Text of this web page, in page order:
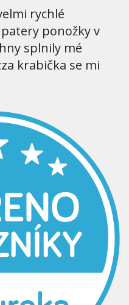
rychlé
ponožky v
splnily mé
krabička se mi